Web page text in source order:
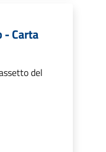
Carta
del